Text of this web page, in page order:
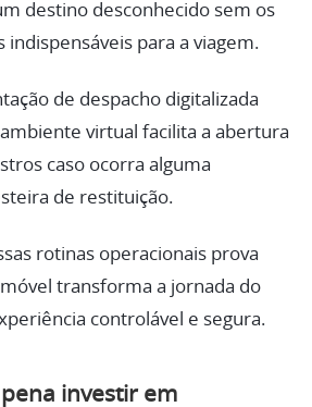
destino desconhecido sem os
indispensáveis para a viagem.
de despacho digitalizada
virtual facilita a abertura
caso ocorra alguma
de restituição.
rotinas operacionais prova
transforma a jornada do
controlável e segura.
investir em